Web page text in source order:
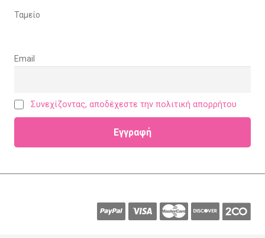
Ταμείο
Email
Συνεχίζοντας, αποδέχεστε την πολιτική απορρήτου